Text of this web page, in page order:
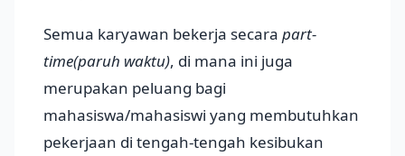
Semua karyawan bekerja secara part-
time(paruh waktu), di mana ini juga
merupakan peluang bagi
mahasiswa/mahasiswi yang membutuhkan
pekerjaan di tengah-tengah kesibukan